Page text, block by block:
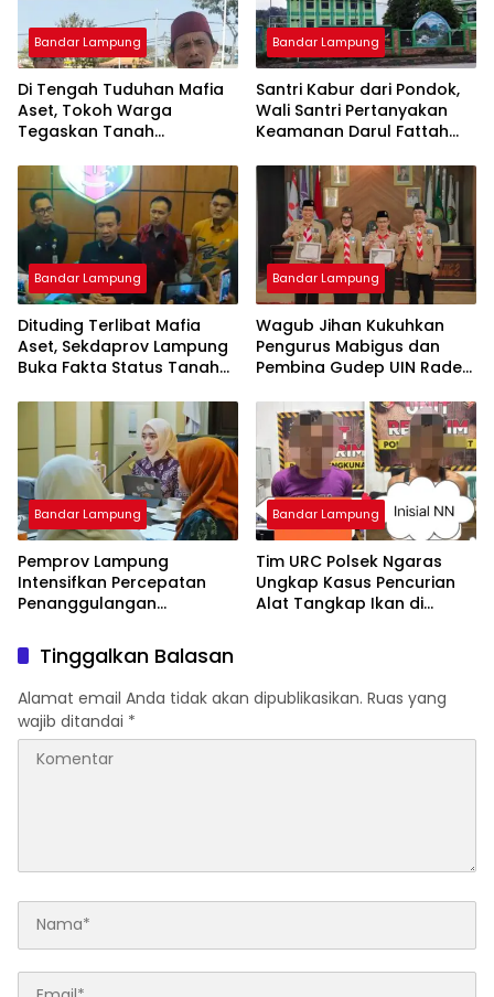
Bandar Lampung
Di Tengah Tuduhan Mafia
Aset, Tokoh Warga
Tegaskan Tanah
Kini Dibangun SPBU Haji
Suef
Bandar Lampung
Santri Kabur dari Pondok,
Wali Santri Pertanyakan
Keamanan Darul Fattah
Bandar Lampung
Dituding Terlibat Mafia
Aset, Sekdaprov Lampung
Buka Fakta Status Tanah
Bandar Lampung
Wagub Jihan Kukuhkan
Pengurus Mabigus dan
Pembina Gudep UIN Raden
Perkuat Karakter Generasi
Muda
Bandar Lampung
Pemprov Lampung
Intensifkan Percepatan
Penanggulangan
Tanggamus
Bandar Lampung
Tim URC Polsek Ngaras
Ungkap Kasus Pencurian
Alat Tangkap Ikan di
Tinggalkan Balasan
Alamat email Anda tidak akan dipublikasikan. Ruas yang
wajib ditandai *